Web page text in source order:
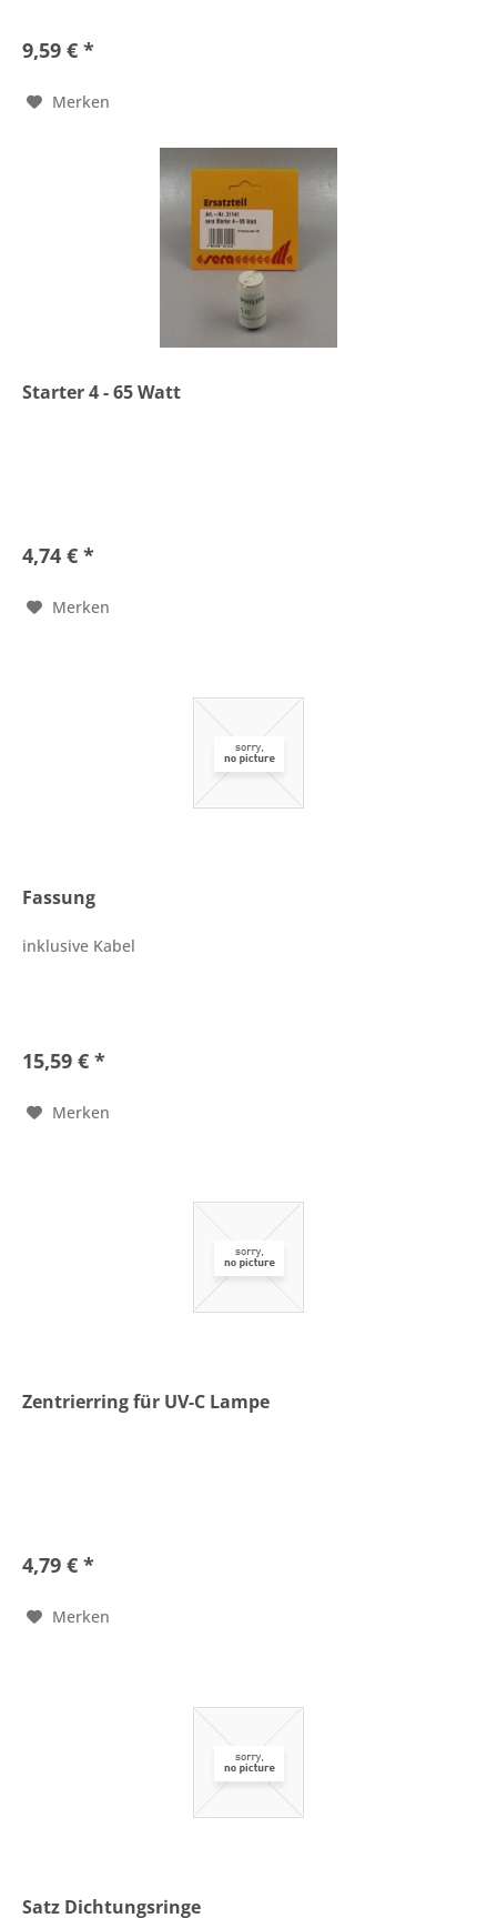
9,59 € *
Merken
Starter 4 - 65 Watt
4,74 € *
Merken
Fassung
inklusive Kabel
15,59 € *
Merken
Zentrierring für UV-C Lampe
4,79 € *
Merken
Satz Dichtungsringe